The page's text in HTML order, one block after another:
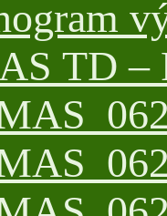
TD –